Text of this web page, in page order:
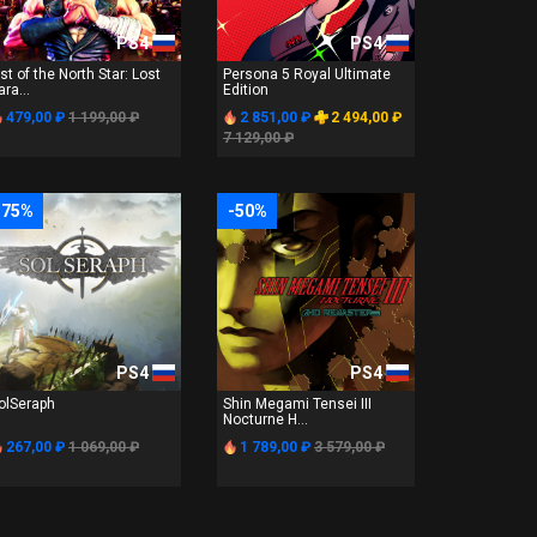
PS4
of the North Star: Lost
479,00 ₽ 1 199,00 ₽
PS4
Persona 5 Royal Ultimate
Edition
2 851,00 ₽
2 494,00 ₽
7 129,00 ₽
PS4
267,00 ₽ 1 069,00 ₽
-50%
PS4
Shin Megami Tensei III
Nocturne H...
1 789,00 ₽ 3 579,00 ₽